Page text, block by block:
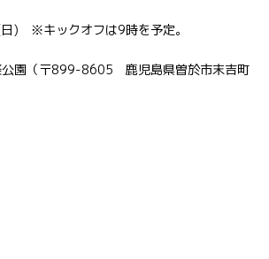
) ※キックオフは9時を予定。
園（〒899-8605 鹿児島県曽於市末吉町